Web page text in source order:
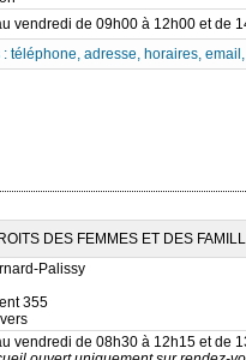
vendredi de 09h00 à 12h00 et de
téléphone, adresse, horaires,
DES FEMMES ET DES
Palissy
355
vendredi de 08h30 à 12h15 et de